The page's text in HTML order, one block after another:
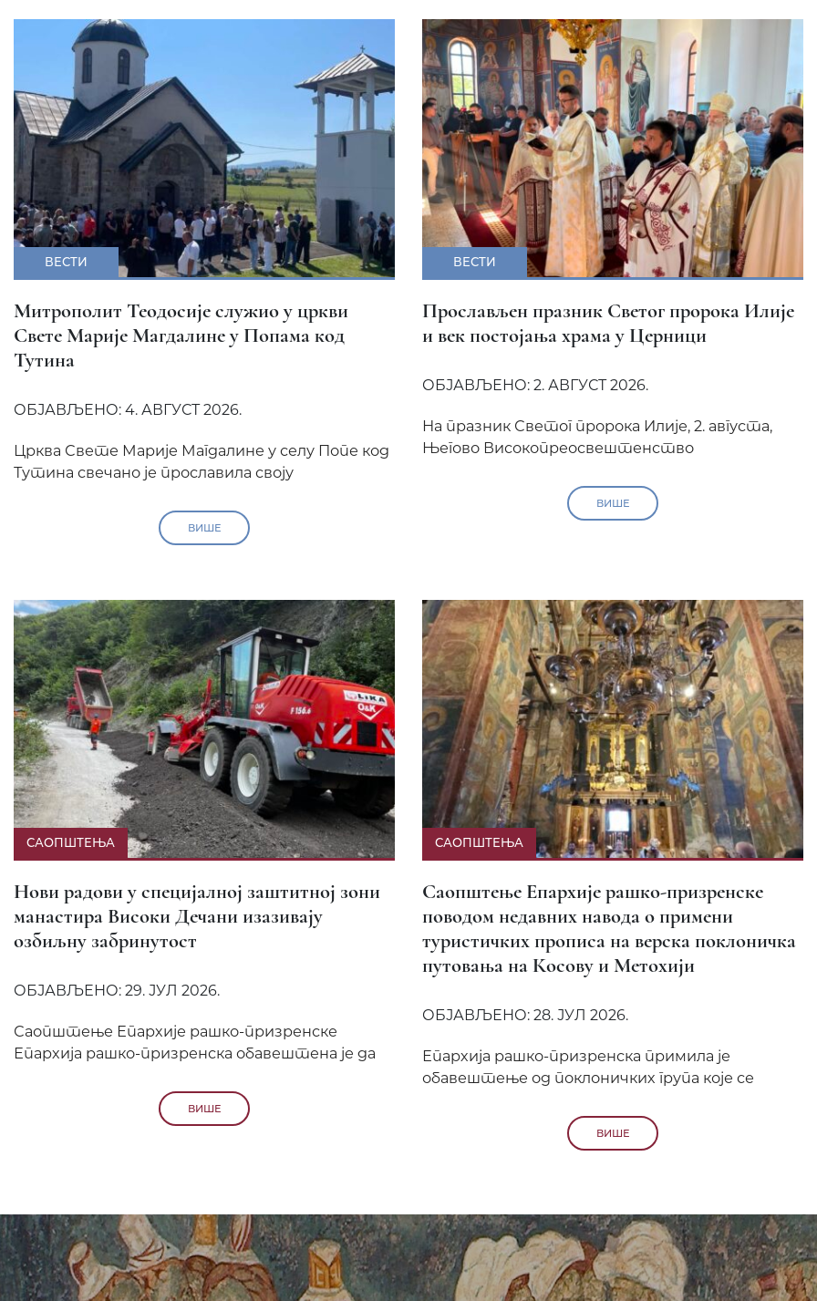
ВЕСТИ
Митрополит Теодосије служио у цркви
Свете Марије Магдалине у Попама код
Тутина
ОБЈАВЉЕНО: 4. АВГУСТ 2026.
Црква Свете Марије Магдалине у селу Попе код
Тутина свечано је прославила своју
ВИШЕ
ВЕСТИ
Прослављен празник Светог пророка Илије
и век постојања храма у Церници
ОБЈАВЉЕНО: 2. АВГУСТ 2026.
На празник Светог пророка Илије, 2. августа,
Његово Високопреосвештенство
ВИШЕ
САОПШТЕЊА
Нови радови у специјалној заштитној зони
манастира Високи Дечани изазивају
озбиљну забринутост
ОБЈАВЉЕНО: 29. ЈУЛ 2026.
Саопштење Епархије рашко-призренске
Епархија рашко-призренска обавештена је да
ВИШЕ
САОПШТЕЊА
Саопштење Епархије рашко-призренске
поводом недавних навода о примени
туристичких прописа на верска поклоничка
путовања на Косову и Метохији
ОБЈАВЉЕНО: 28. ЈУЛ 2026.
Епархија рашко-призренска примила је
обавештење од поклоничких група које се
ВИШЕ